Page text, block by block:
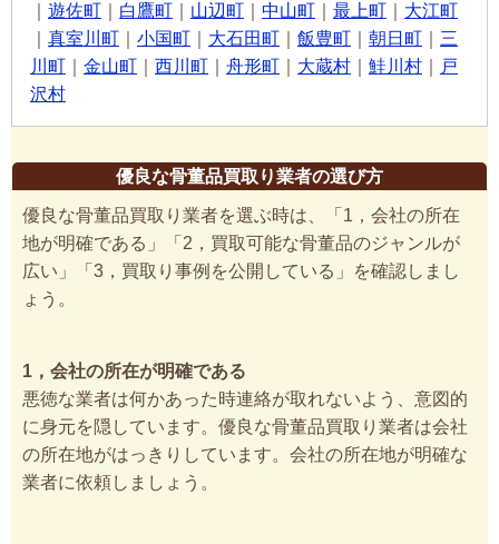
遊佐町 白鷹町 山辺町 中山町 最上町
大江町
真室川町 小国町 大石田町 飯豊町 朝日町
三
川町
金山町 西川町 舟形町 大蔵村 鮭川村
戸
沢村
優良な骨董品買取り業者の選び方
優良な骨董品買取り業者を選ぶ時は、「1，会社の所在
地が明確である」「2，買取可能な骨董品のジャンルが
広い」「3，買取り事例を公開している」を確認しまし
ょう。
1，会社の所在が明確である
悪徳な業者は何かあった時連絡が取れないよう、意図的
に身元を隠しています。優良な骨董品買取り業者は会社
の所在地がはっきりしています。会社の所在地が明確な
業者に依頼しましょう。